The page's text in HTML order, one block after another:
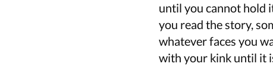
until you cannot hold
you read the story,
whatever faces you
with your kink until it